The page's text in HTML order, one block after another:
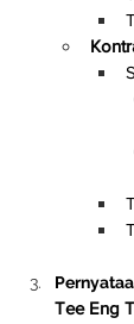
Tee Eng